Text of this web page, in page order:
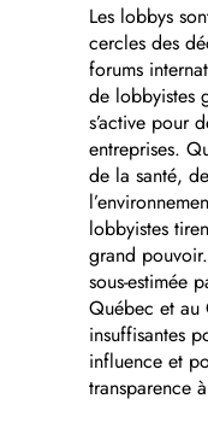
Les lobbys
cercles des
forums
de lobbyistes
s’active pour
entreprises.
de la santé,
lobbyistes
grand
sous-estimée
Québec et au
insuffisantes
influence et
transparence